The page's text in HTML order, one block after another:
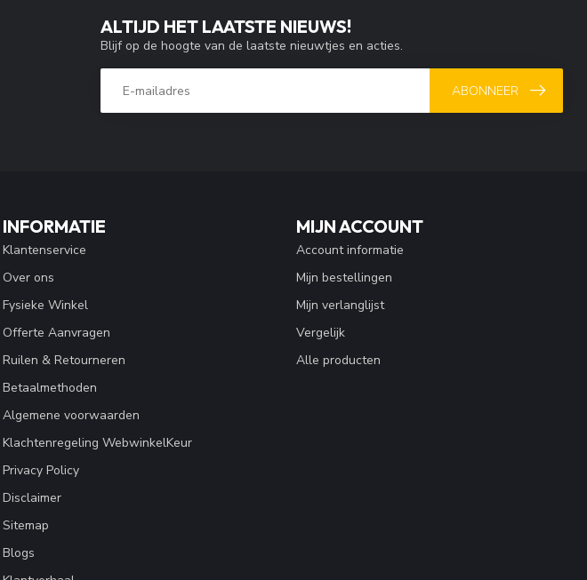
ALTIJD HET LAATSTE NIEUWS!
Blijf op de hoogte van de laatste nieuwtjes en acties.
ABONNEER
INFORMATIE
Klantenservice
Over ons
Fysieke Winkel
Offerte Aanvragen
Ruilen & Retourneren
Betaalmethoden
Algemene voorwaarden
Klachtenregeling WebwinkelKeur
Privacy Policy
Disclaimer
Sitemap
Blogs
MIJN ACCOUNT
Account informatie
Mijn bestellingen
Mijn verlanglijst
Vergelijk
Alle producten